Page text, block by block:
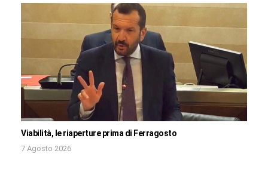
Viabilità, le riaperture prima di Ferragosto
7 Agosto 2026